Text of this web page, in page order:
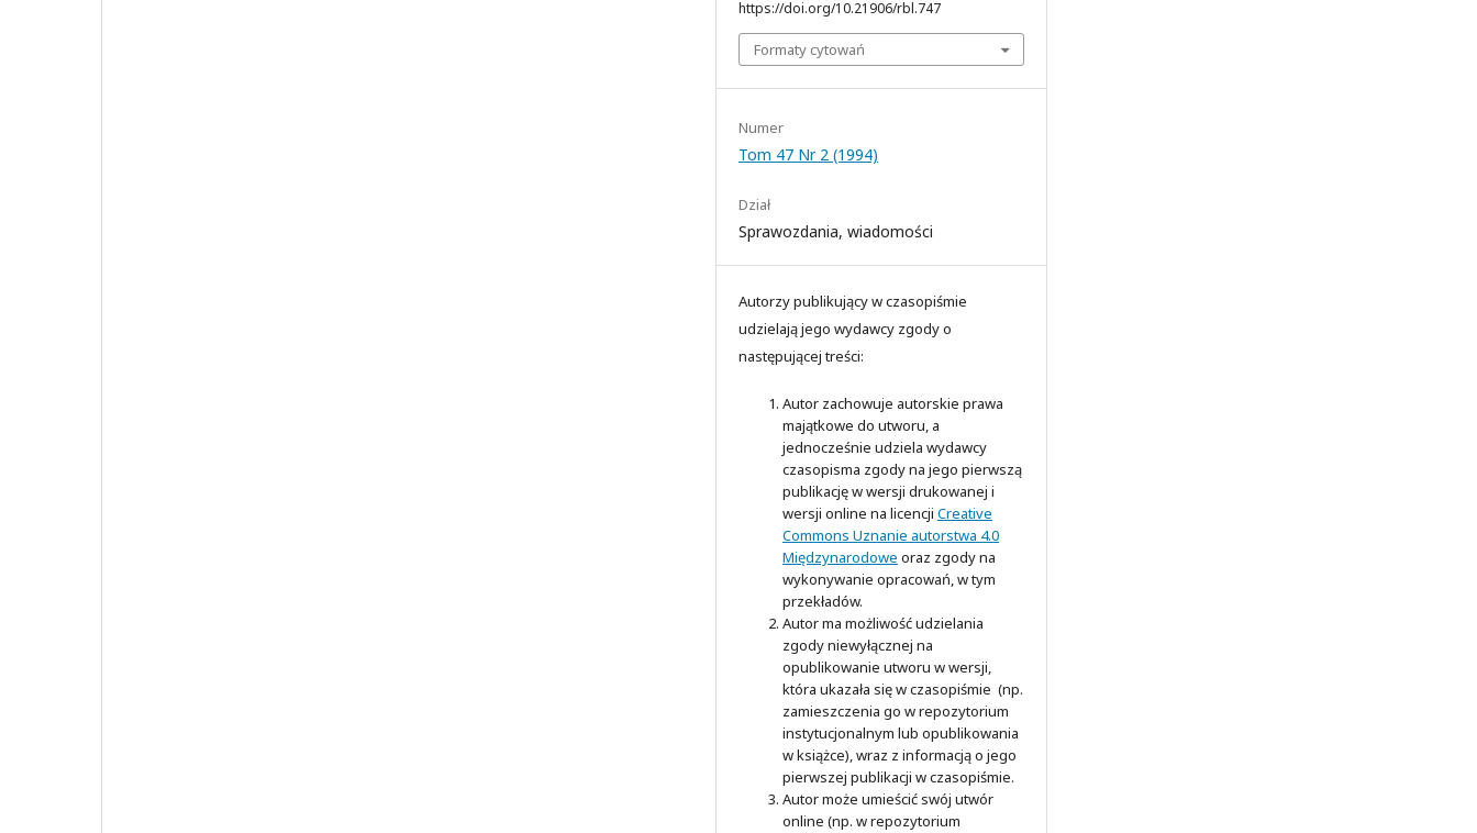
https://doi.org/10.21906/rbl.747
Formaty cytowań
Numer
Tom 47 Nr 2 (1994)
Dział
Sprawozdania, wiadomości
Autorzy publikujący w czasopiśmie
udzielają jego wydawcy zgody o
następującej treści:
Autor zachowuje autorskie prawa
majątkowe do utworu, a
jednocześnie udziela wydawcy
czasopisma zgody na jego pierwszą
publikację w wersji drukowanej i
wersji online na licencji Creative
Commons Uznanie autorstwa 4.0
Międzynarodowe oraz zgody na
wykonywanie opracowań, w tym
przekładów.
Autor ma możliwość udzielania
zgody niewyłącznej na
opublikowanie utworu w wersji,
która ukazała się w czasopiśmie (np.
zamieszczenia go w repozytorium
instytucjonalnym lub opublikowania
w książce), wraz z informacją o jego
pierwszej publikacji w czasopiśmie.
Autor może umieścić swój utwór
online (np. w repozytorium